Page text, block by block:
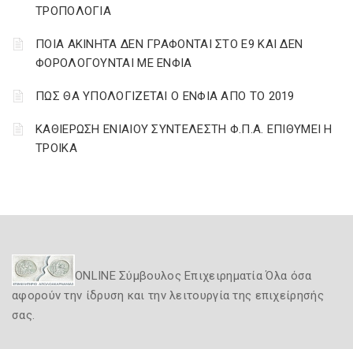
ΤΡΟΠΟΛΟΓΙΑ
ΠΟΙΑ ΑΚΙΝΗΤΑ ΔΕΝ ΓΡΑΦΟΝΤΑΙ ΣΤΟ Ε9 ΚΑΙ ΔΕΝ
ΦΟΡΟΛΟΓΟΥΝΤΑΙ ΜΕ ΕΝΦΙΑ
ΠΩΣ ΘΑ ΥΠΟΛΟΓΙΖΕΤΑΙ Ο ΕΝΦΙΑ ΑΠΟ ΤΟ 2019
ΚΑΘΙΕΡΩΣΗ ΕΝΙΑΙΟΥ ΣΥΝΤΕΛΕΣΤΗ Φ.Π.Α. ΕΠΙΘΥΜΕΙ Η
ΤΡΟΙΚΑ
ONLINE Σύμβουλος Επιχειρηματία Όλα όσα
αφορούν την ίδρυση και την λειτουργία της επιχείρησής
σας.